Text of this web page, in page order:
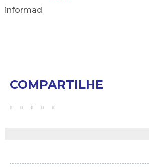
informad
COMPARTILHE